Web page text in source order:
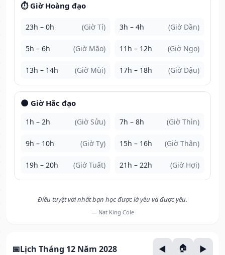
⏱️ Giờ Hoàng đạo
23h – 0h (Giờ Tí) 3h – 4h (Giờ Dần)
5h – 6h (Giờ Mão) 11h – 12h (Giờ Ngọ)
13h – 14h (Giờ Mùi) 17h – 18h (Giờ Dậu)
🌑 Giờ Hắc đạo
1h – 2h (Giờ Sửu) 7h – 8h (Giờ Thìn)
9h – 10h (Giờ Tỵ) 15h – 16h (Giờ Thân)
19h – 20h (Giờ Tuất) 21h – 22h (Giờ Hợi)
Điều tuyệt vời nhất bạn học được là yêu và được yêu.
— Nat King Cole
Lịch Tháng 12 Năm 2028